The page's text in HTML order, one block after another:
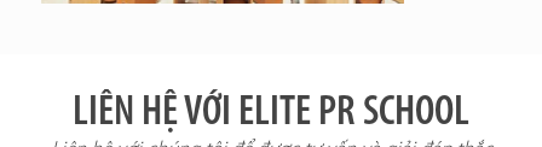
LIÊN HỆ VỚI ELITE PR SCHOOL